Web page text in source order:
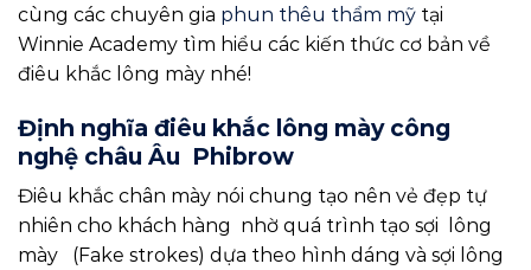
cùng các chuyên gia phun thêu thẩm mỹ tại
Winnie Academy tìm hiểu các kiến thức cơ bản về
điêu khắc lông mày nhé!
Định nghĩa điêu khắc lông mày công
nghệ châu Âu Phibrow
Điêu khắc chân mày nói chung tạo nên vẻ đẹp tự
nhiên cho khách hàng nhờ quá trình tạo sợi lông
mày (Fake strokes) dựa theo hình dáng và sợi lông